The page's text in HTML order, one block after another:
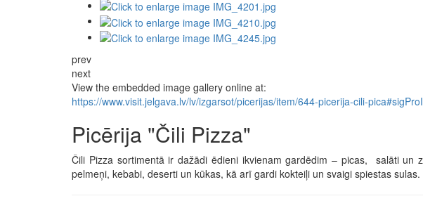
prev
next
View the embedded image gallery online at:
https://www.visit.jelgava.lv/lv/izgarsot/picerijas/item/644-picerija-cili-
Picērija "Čili Pizza"
Čili Pizza sortimentā ir dažādi ēdieni ikvienam gardēdim – picas, salāti un
pelmeņi, kebabi, deserti un kūkas, kā arī gardi kokteiļi un svaigi spiestas sulas.